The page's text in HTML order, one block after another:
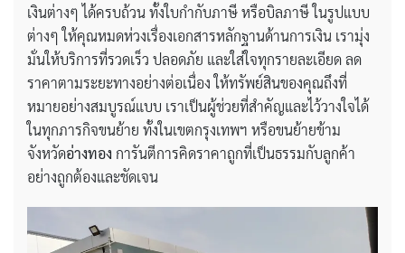
เงินต่างๆ ได้ครบถ้วน ทั้งใบกำกับภาษี หรือบิลภาษี ในรูปแบบ
ต่างๆ ให้คุณหมดห่วงเรื่องเอกสารหลักฐานด้านการเงิน เรามุ่ง
มั่นให้บริการที่รวดเร็ว ปลอดภัย และใส่ใจทุกรายละเอียด ลด
ราคาตามระยะทางอย่างต่อเนื่อง ให้ทรัพย์สินของคุณถึงที่
หมายอย่างสมบูรณ์แบบ เราเป็นผู้ช่วยที่สำคัญและไว้วางใจได้
ในทุกภารกิจขนย้าย ทั้งในเขตกรุงเทพฯ หรือขนย้ายข้าม
จังหวัดอ่างทอง การันตีการคิดราคาถูกที่เป็นธรรมกับลูกค้า
อย่างถูกต้องและชัดเจน